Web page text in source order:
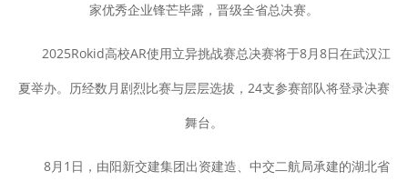
家优秀企业锋芒毕露，晋级全省总决赛。
2025Rokid高校AR使用立异挑战赛总决赛将于8月8日在武汉江
夏举办。历经数月剧烈比赛与层层选拔，24支参赛部队将登录决赛
舞台。
8月1日，由阳新交建集团出资建造、中交二航局承建的湖北省